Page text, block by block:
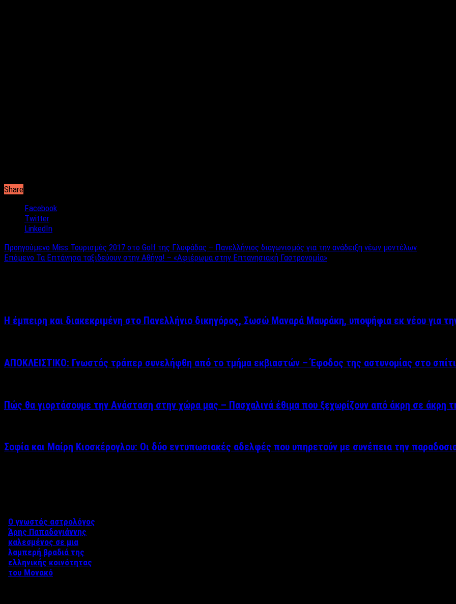
Share
Facebook
Twitter
LinkedIn
Προηγούμενο Miss Τουρισμός 2017 στο Golf της Γλυφάδας – Πανελλήνιος διαγωνισμός για την ανάδειξη νέων μοντέλων
Επόμενο Τα Επτάνησα ταξιδεύουν στην Αθήνα! – «Αφιέρωμα στην Επτανησιακή Γαστρονομία»
Η έμπειρη και διακεκριμένη στο Πανελλήνιο δικηγόρος, Σωσώ Μαναρά Μαυράκη, υποψήφια εκ νέου για
ΑΠΟΚΛΕΙΣΤΙΚΟ: Γνωστός τράπερ συνελήφθη από το τμήμα εκβιαστών – Έφοδος της αστυνομίας στο
Πώς θα γιορτάσουμε την Ανάσταση στην χώρα μας – Πασχαλινά έθιμα που ξεχωρίζουν από άκρη σε άκρη
Σοφία και Μαίρη Κιοσκέρογλου: Οι δύο εντυπωσιακές αδελφές που υπηρετούν με συνέπεια την
Ο γνωστός αστρολόγος
Άρης Παπαδογιάννης
καλεσμένος σε μια
λαμπερή βραδιά της
ελληνικής κοινότητας
του Μονακό